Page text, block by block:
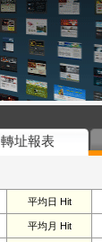
轉址報表
平均日 Hit
平均月 Hit